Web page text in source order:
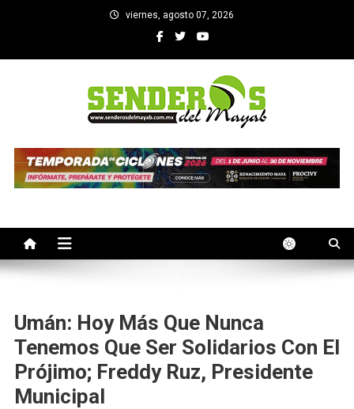
viernes, agosto 07, 2026
SENDEROS DEL MAYAB
Umán: Hoy Más Que Nunca
Tenemos Que Ser Solidarios Con El
Prójimo; Freddy Ruz, Presidente
Municipal